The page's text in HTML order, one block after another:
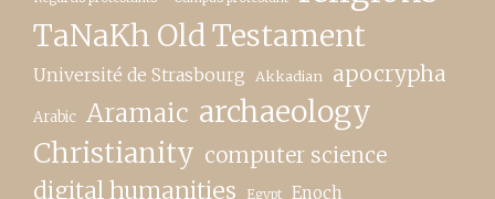
TaNaKh Old Testament
Université de Strasbourg Akkadian apocrypha
Arabic Aramaic archaeology
Christianity computer science
digital humanities Egypt Enoch